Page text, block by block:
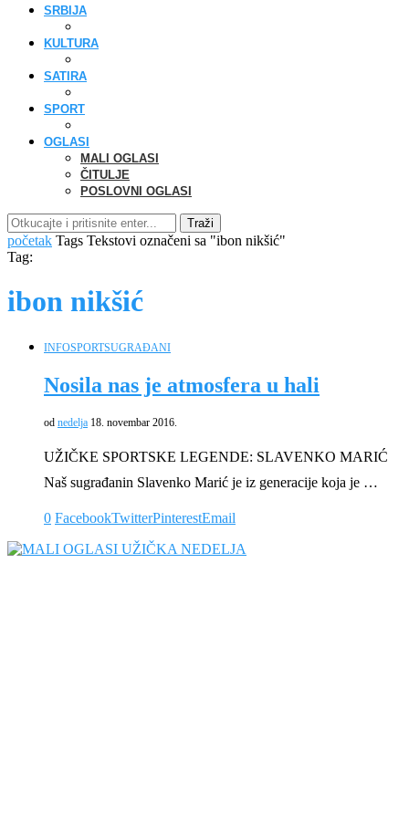
SRBIJA
KULTURA
SATIRA
SPORT
OGLASI
MALI OGLASI
ČITULJE
POSLOVNI OGLASI
Traži
početak Tags Tekstovi označeni sa "ibon nikšić"
Tag:
ibon nikšić
INFOSPORTSUGRAĐANI
Nosila nas je atmosfera u hali
od nedelja 18. novembar 2016.
UŽIČKE SPORTSKE LEGENDE: SLAVENKO MARIĆ
Naš sugrađanin Slavenko Marić je iz generacije koja je …
0 FacebookTwitterPinterestEmail